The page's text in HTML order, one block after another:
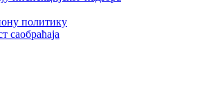
политику
саобраћаја